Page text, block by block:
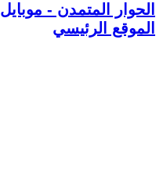
الحوار المتمدن - موبايل
الموقع الرئيسي